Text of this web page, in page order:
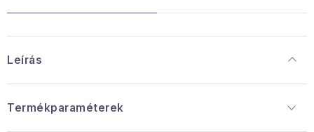
Leírás
Termékparaméterek